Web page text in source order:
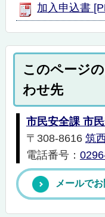
加入申込書
このページ
わせ先
市民安全課 市
〒308-8616 筑
電話番号：
メールで